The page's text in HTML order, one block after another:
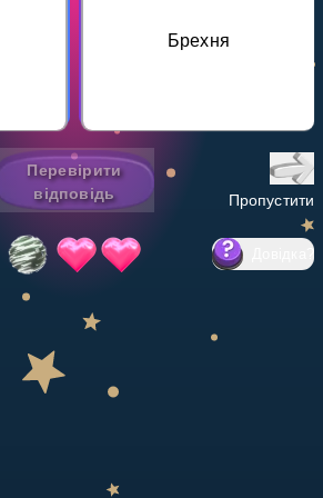
Брехня
Перевірити
відповідь
Пропустити
?